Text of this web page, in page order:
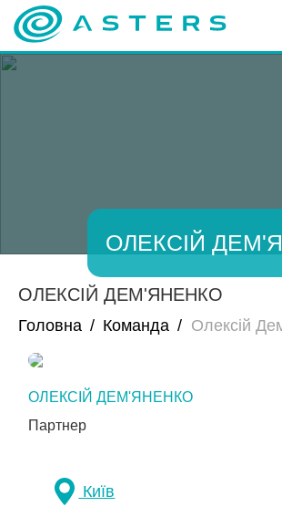
ОЛЕКСІЙ
ОЛЕКСІЙ ДЕМ'ЯНЕНКО
Головна / Команда / Олексій
ОЛЕКСІЙ ДЕМ'ЯНЕНКО
Партнер
Київ